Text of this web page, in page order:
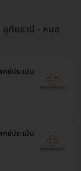
ทัยธานี - หมอ
ย์ประเมิน
ย์ประเมิน